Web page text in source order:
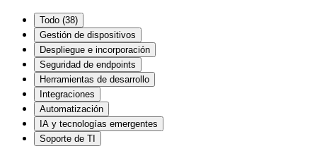
Todo (38)
Gestión de dispositivos
Despliegue e incorporación
Seguridad de endpoints
Herramientas de desarrollo
Integraciones
Automatización
IA y tecnologías emergentes
Soporte de TI